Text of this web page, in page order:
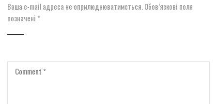
Ваша e-mail адреса не оприлюднюватиметься. Обов’язкові поля
позначені *